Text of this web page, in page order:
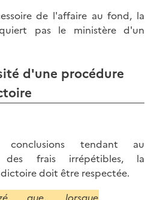
de l'affaire au fond, la
pas le ministère d'un
d'une procédure
conclusions tendant au
des frais irrépétibles, la
doit être respectée.